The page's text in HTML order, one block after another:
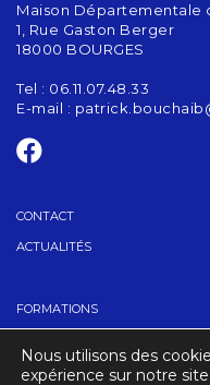
Maison Départementale
1, Rue Gaston Berger
18000 BOURGES
Tel : 06.11.07.48.33
E-mail :
CONTACT
ACTUALITÉS
FORMATIONS
TROUVER UN CLUB
Nous utilisons des
expérience sur notre site.